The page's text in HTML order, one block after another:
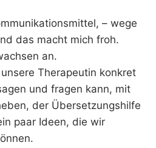
– wege
das macht mich froh.
an.
Therapeutin konkret
und fragen kann, mit
der Übersetzungshilfe
paar Ideen, die wir